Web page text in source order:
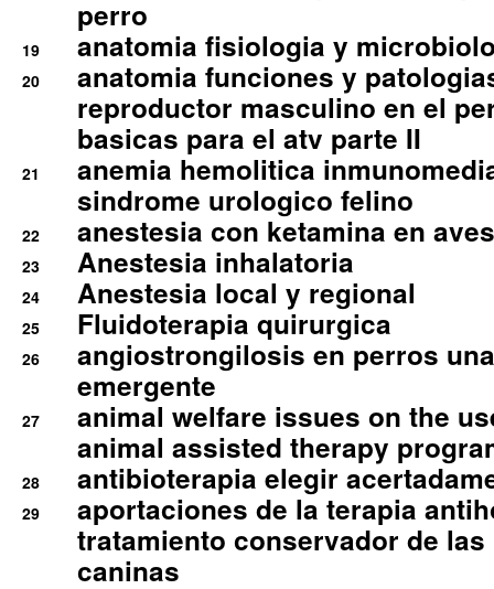
perro
19 anatomia fisiologia y
20
anatomia funciones y
reproductor masculino en el
basicas para el atv parte II
21
anemia hemolitica
sindrome urologico felino
22 anestesia con ketamina en
23 Anestesia inhalatoria
24 Anestesia local y regional
25 Fluidoterapia quirurgica
26
angiostrongilosis en perros
emergente
27
animal welfare issues on the
animal assisted therapy
28 antibioterapia elegir
29
aportaciones de la terapia
tratamiento conservador de
caninas